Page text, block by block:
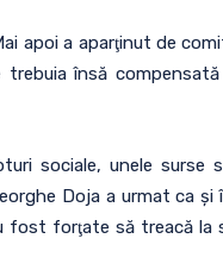
apoi a aparţinut de
însă
sociale, unele
Doja a urmat ca
fost forţate să treacă la